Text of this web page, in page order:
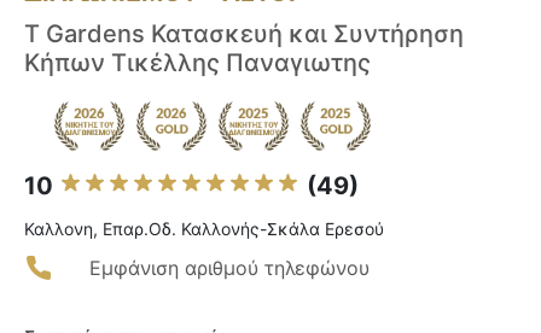
T Gardens Κατασκευή και Συντήρηση
Κήπων Τικέλλης Παναγιωτης
10 (49)
Καλλονη, Επαρ.Οδ. Καλλονής-Σκάλα Ερεσού
Εμφάνιση αριθμού τηλεφώνου